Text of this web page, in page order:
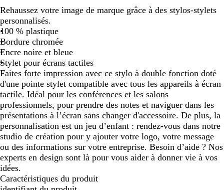
i
r
u
g
e
e
u
f
o
n
c
é
e
u
p
â
l
e
u
n
e
Rehaussez votre image de marque grâce à des stylos-stylets
personnalisés.
100 % plastique
Bordure chromée
Encre noire et bleue
Stylet pour écrans tactiles
Faites forte impression avec ce stylo à double fonction doté
d'une pointe stylet compatible avec tous les appareils à écran
tactile. Idéal pour les conférences et les salons
professionnels, pour prendre des notes et naviguer dans les
présentations à l’écran sans changer d'accessoire. De plus, la
personnalisation est un jeu d’enfant : rendez-vous dans notre
studio de création pour y ajouter votre logo, votre message
ou des informations sur votre entreprise. Besoin d’aide ? Nos
experts en design sont là pour vous aider à donner vie à vos
idées.
Caractéristiques du produit